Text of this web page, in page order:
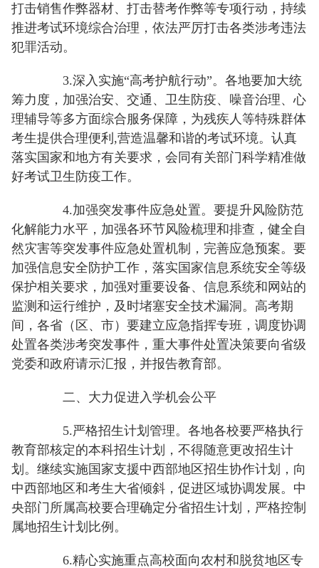
打击销售作弊器材、打击替考作弊等专项行动，持续
推进考试环境综合治理，依法严厉打击各类涉考违法
犯罪活动。
3.深入实施“高考护航行动”。各地要加大统
筹力度，加强治安、交通、卫生防疫、噪音治理、心
理辅导等多方面综合服务保障，为残疾人等特殊群体
考生提供合理便利,营造温馨和谐的考试环境。认真
落实国家和地方有关要求，会同有关部门科学精准做
好考试卫生防疫工作。
4.加强突发事件应急处置。要提升风险防范
化解能力水平，加强各环节风险梳理和排查，健全自
然灾害等突发事件应急处置机制，完善应急预案。要
加强信息安全防护工作，落实国家信息系统安全等级
保护相关要求，加强对重要设备、信息系统和网站的
监测和运行维护，及时堵塞安全技术漏洞。高考期
间，各省（区、市）要建立应急指挥专班，调度协调
处置各类涉考突发事件，重大事件处置决策要向省级
党委和政府请示汇报，并报告教育部。
二、大力促进入学机会公平
5.严格招生计划管理。各地各校要严格执行
教育部核定的本科招生计划，不得随意更改招生计
划。继续实施国家支援中西部地区招生协作计划，向
中西部地区和考生大省倾斜，促进区域协调发展。中
央部门所属高校要合理确定分省招生计划，严格控制
属地招生计划比例。
6.精心实施重点高校面向农村和脱贫地区专